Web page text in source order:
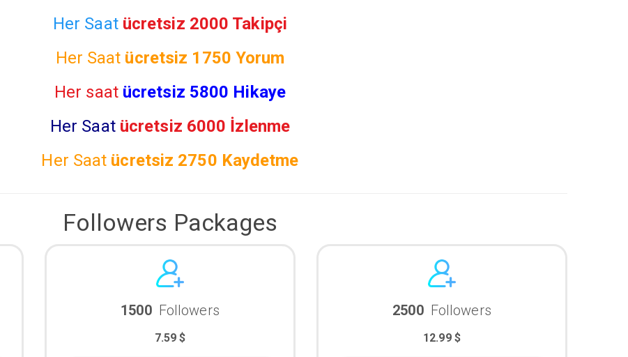
Her Saat ücretsiz 2000 Takipçi
Her Saat ücretsiz 1750 Yorum
Her saat ücretsiz 5800 Hikaye
Her Saat ücretsiz 6000 İzlenme
Her Saat ücretsiz 2750 Kaydetme
Followers Packages
1500 Followers
7.59 $
2500 Followers
12.99 $